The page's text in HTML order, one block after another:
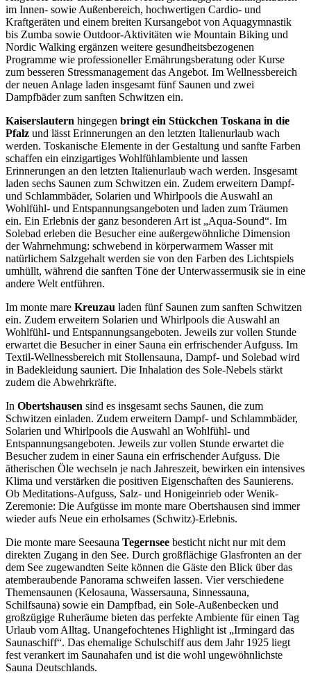
im Innen- sowie Außenbereich, hochwertigen Cardio- und
Kraftgeräten und einem breiten Kursangebot von Aquagymnastik
bis Zumba sowie Outdoor-Aktivitäten wie Mountain Biking und
Nordic Walking ergänzen weitere gesundheitsbezogenen
Programme wie professioneller Ernährungsberatung oder Kurse
zum besseren Stressmanagement das Angebot. Im Wellnessbereich
der neuen Anlage laden insgesamt fünf Saunen und zwei
Dampfbäder zum sanften Schwitzen ein.
Kaiserslautern hingegen bringt ein Stückchen Toskana in die
Pfalz und lässt Erinnerungen an den letzten Italienurlaub wach
werden. Toskanische Elemente in der Gestaltung und sanfte Farben
schaffen ein einzigartiges Wohlfühlambiente und lassen
Erinnerungen an den letzten Italienurlaub wach werden. Insgesamt
laden sechs Saunen zum Schwitzen ein. Zudem erweitern Dampf-
und Schlammbäder, Solarien und Whirlpools die Auswahl an
Wohlfühl- und Entspannungsangeboten und laden zum Träumen
ein. Ein Erlebnis der ganz besonderen Art ist „Aqua-Sound“. Im
Solebad erleben die Besucher eine außergewöhnliche Dimension
der Wahrnehmung: schwebend in körperwarmem Wasser mit
natürlichem Salzgehalt werden sie von den Farben des Lichtspiels
umhüllt, während die sanften Töne der Unterwassermusik sie in eine
andere Welt entführen.
Im monte mare Kreuzau laden fünf Saunen zum sanften Schwitzen
ein. Zudem erweitern Solarien und Whirlpools die Auswahl an
Wohlfühl- und Entspannungsangeboten. Jeweils zur vollen Stunde
erwartet die Besucher in einer Sauna ein erfrischender Aufguss. Im
Textil-Wellnessbereich mit Stollensauna, Dampf- und Solebad wird
in Badekleidung sauniert. Die Inhalation des Sole-Nebels stärkt
zudem die Abwehrkräfte.
In Obertshausen sind es insgesamt sechs Saunen, die zum
Schwitzen einladen. Zudem erweitern Dampf- und Schlammbäder,
Solarien und Whirlpools die Auswahl an Wohlfühl- und
Entspannungsangeboten. Jeweils zur vollen Stunde erwartet die
Besucher zudem in einer Sauna ein erfrischender Aufguss. Die
ätherischen Öle wechseln je nach Jahreszeit, bewirken ein intensives
Klima und verstärken die positiven Eigenschaften des Saunierens.
Ob Meditations-Aufguss, Salz- und Honigeinrieb oder Wenik-
Zeremonie: Die Aufgüsse im monte mare Obertshausen sind immer
wieder aufs Neue ein erholsames (Schwitz)-Erlebnis.
Die monte mare Seesauna Tegernsee besticht nicht nur mit dem
direkten Zugang in den See. Durch großflächige Glasfronten an der
dem See zugewandten Seite können die Gäste den Blick über das
atemberaubende Panorama schweifen lassen. Vier verschiedene
Themensaunen (Kelosauna, Wassersauna, Sinnessauna,
Schilfsauna) sowie ein Dampfbad, ein Sole-Außenbecken und
großzügige Ruheräume bieten das perfekte Ambiente für einen Tag
Urlaub vom Alltag. Unangefochtenes Highlight ist „Irmingard das
Saunaschiff“. Das ehemalige Schulschiff aus dem Jahr 1925 liegt
fest verankert im Saunahafen und ist die wohl ungewöhnlichste
Sauna Deutschlands.